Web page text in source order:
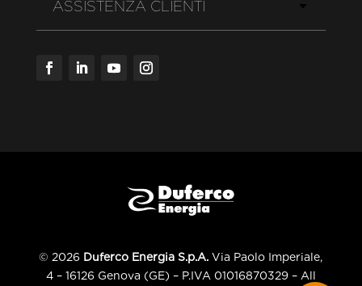
ASSISTENZA CLIENTI
© 2026 Duferco Energia S.p.A. Via Paolo Imperiale,
4 – 16126 Genova (GE) – P.IVA 01016870329 – All